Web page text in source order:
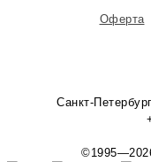
Оферта
Санкт-